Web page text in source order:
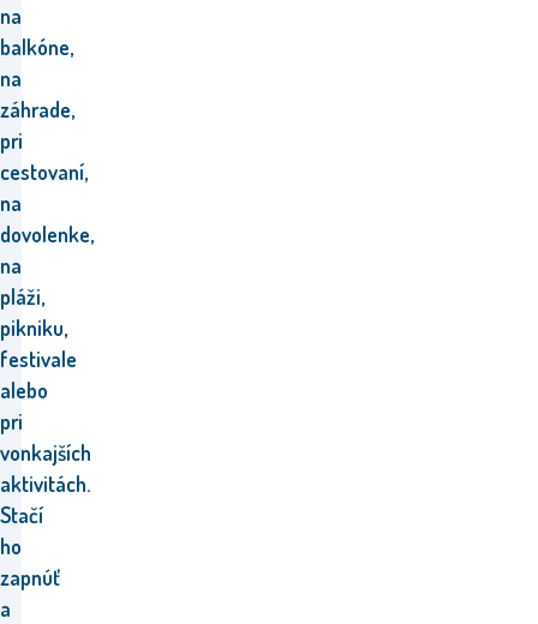
na
balkóne,
na
záhrade,
pri
cestovaní,
na
dovolenke,
na
pláži,
pikniku,
festivale
alebo
pri
vonkajších
aktivitách.
Stačí
ho
zapnúť
a